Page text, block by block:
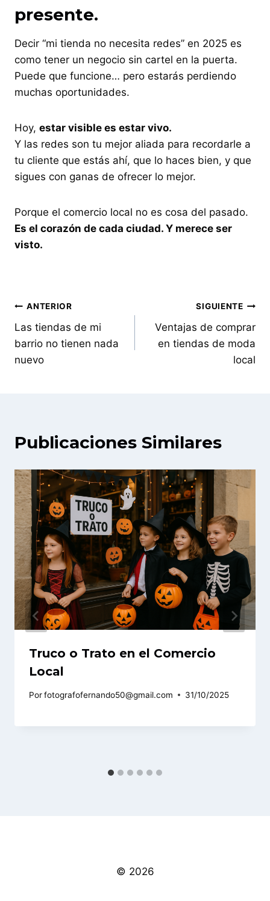
presente.
Decir “mi tienda no necesita redes” en 2025 es
como tener un negocio sin cartel en la puerta.
Puede que funcione… pero estarás perdiendo
muchas oportunidades.
Hoy, estar visible es estar vivo.
Y las redes son tu mejor aliada para recordarle a
tu cliente que estás ahí, que lo haces bien, y que
sigues con ganas de ofrecer lo mejor.
Porque el comercio local no es cosa del pasado.
Es el corazón de cada ciudad. Y merece ser
visto.
Navegación
de
entradas
ANTERIOR
Las tiendas de mi
barrio no tienen nada
nuevo
SIGUIENTE
Ventajas de comprar
en tiendas de moda
local
Publicaciones Similares
Truco o Trato en el Comercio
Local
Porfotografofernando50@gmail.com 31/10/2025
© 2026